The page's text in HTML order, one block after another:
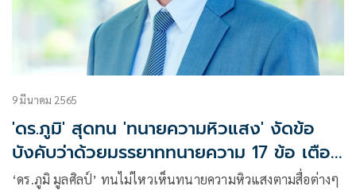
9 มีนาคม 2565
'ดร.ภูมิ' สุดทน 'ทนายความหิวแสง' งัดข้อ
บังคับว่าด้วยมรรยาททนายความ 17 ข้อ เตือน
สติ
‘ดร.ภูมิ มูลศิลป์’ ทนไม่ไหวเห็นทนายความหิวแสงตามสื่อต่างๆ